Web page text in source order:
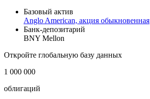
Базовый актив
Anglo American, акция обыкновенная
Банк-депозитарий
BNY Mellon
Откройте глобальную базу данных
1 000 000
облигаций